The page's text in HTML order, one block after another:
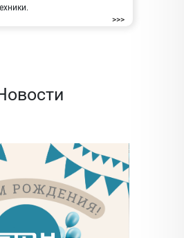
>>>